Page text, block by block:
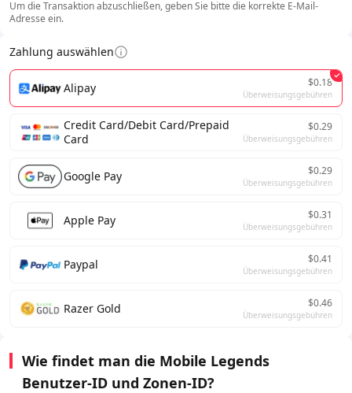
Um die Transaktion abzuschließen, geben Sie bitte die korrekte E-Mail-
Adresse ein.
Zahlung auswählen
Alipay $0.18
Überweisungsgebühren
Credit Card/Debit Card/Prepaid
Card
$0.29
Überweisungsgebühren
Google Pay $0.29
Überweisungsgebühren
Apple Pay $0.31
Überweisungsgebühren
Paypal $0.41
Überweisungsgebühren
Razer Gold $0.46
Überweisungsgebühren
Wie findet man die Mobile Legends
Benutzer-ID und Zonen-ID?